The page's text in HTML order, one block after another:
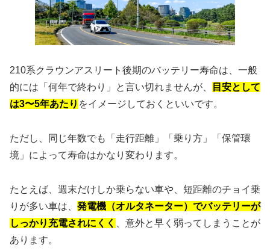
210系クラウンアスリート後期のバッテリー寿命は、一般
的には「何年で終わり」と言い切れませんが、
目安として
は3〜5年あたり をイメージしておくといいです。
ただし、同じ年数でも「走行距離」「乗り方」「保管環
境」によって寿命はかなり変わります。
たとえば、週末だけしか乗らない車や、短距離のチョイ乗
りが多い車は、 発電機（オルタネーター）でバッテリーが
しっかり充電されにくく
、意外と早く弱ってしまうことが
あります。